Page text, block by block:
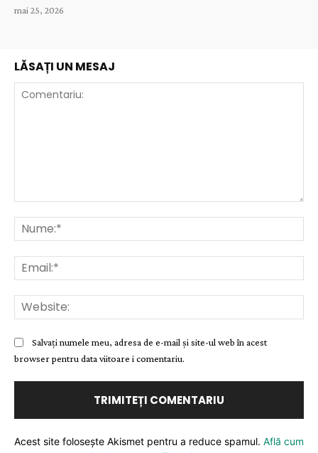
mai 25, 2026
LĂSAȚI UN MESAJ
Salvați numele meu, adresa de e-mail și site-ul web în acest
browser pentru data viitoare i comentariu.
Acest site folosește Akismet pentru a reduce spamul. Află cum